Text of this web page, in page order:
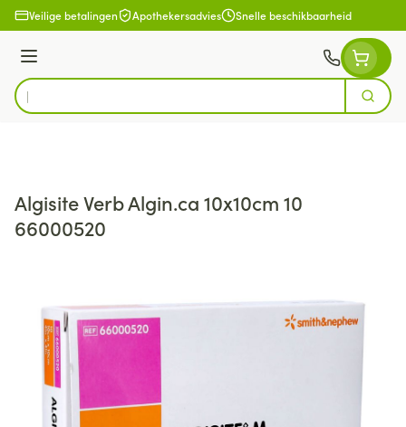
Ga naar de inhoud
Veilige betalingen Apothekersadvies Snelle beschikbaarheid
Menu
Product, merk, categorie...
Zoek
Algisite Verb Algin.ca 10x10cm 10
66000520